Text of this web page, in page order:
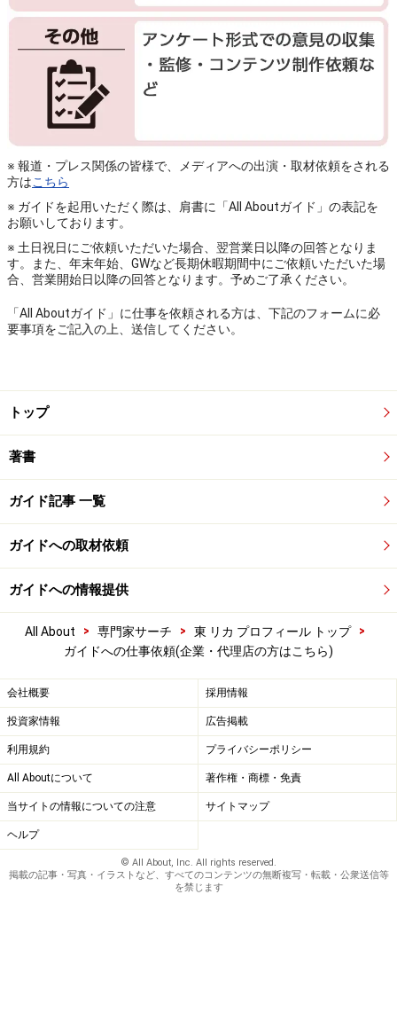
※ 報道・プレス関係の皆様で、メディアへの出演・取材依頼をされる
方はこちら
※ ガイドを起用いただく際は、肩書に「All Aboutガイド」の表記を
お願いしております。
※ 土日祝日にご依頼いただいた場合、翌営業日以降の回答となりま
す。また、年末年始、GWなど長期休暇期間中にご依頼いただいた場
合、営業開始日以降の回答となります。予めご了承ください。
「All Aboutガイド」に仕事を依頼される方は、下記のフォームに必
要事項をご記入の上、送信してください。
トップ
著書
ガイド記事 一覧
ガイドへの取材依頼
ガイドへの情報提供
All About > 専門家サーチ > 東 リカ プロフィール トップ
>
ガイドへの仕事依頼(企業・代理店の方はこちら)
会社概要 採用情報
投資家情報 広告掲載
利用規約 プライバシーポリシー
All Aboutについて 著作権・商標・免責
当サイトの情報についての注意 サイトマップ
ヘルプ
© All About, Inc. All rights reserved.
掲載の記事・写真・イラストなど、すべてのコンテンツの無断複写・転載・公衆送信等
を禁じます